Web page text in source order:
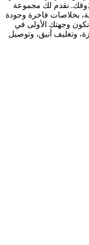
نقدم لك مجموعة
بخلاصات فاخرة وجودة
وجهتك الأولى في
وتغليف أنيق، وتوصيل